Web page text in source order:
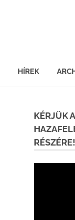
HÍREK
KÉRJÜK
RÉSZÉRE!